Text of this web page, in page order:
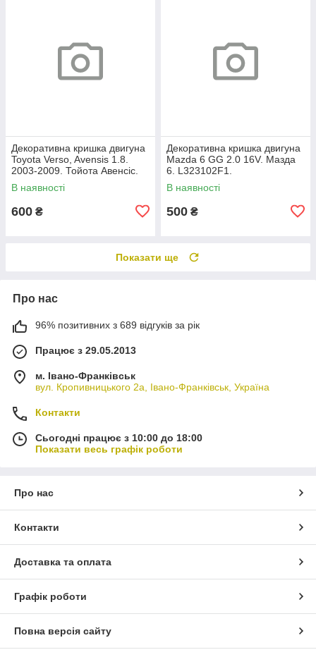
Декоративна кришка двигуна
Toyota Verso, Avensis 1.8.
2003-2009. Тойота Авенсіс.
112120D080.
В наявності
600 ₴
Декоративна кришка двигуна
Mazda 6 GG 2.0 16V. Мазда
6. L323102F1.
В наявності
500 ₴
Показати ще
Про нас
96% позитивних з 689 відгуків за рік
Працює з 29.05.2013
м. Івано-Франківськ
вул. Кропивницького 2а, Івано-Франківськ, Україна
Контакти
Сьогодні працює з 10:00 до 18:00
Показати весь графік роботи
Про нас
Контакти
Доставка та оплата
Графік роботи
Повна версія сайту